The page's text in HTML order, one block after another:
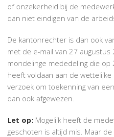
of onzekerheid bij de
dan niet eindigen van de
De kantonrechter is dan ook
met de e-mail van 27 augustus
mondelinge mededeling die op
heeft voldaan aan de wettelijke
verzoek om toekenning van
dan ook afgewezen.
Let op: Mogelijk heeft de
geschoten is altijd mis. Maar